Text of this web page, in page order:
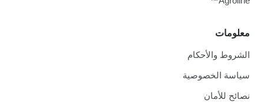
معلومات
الشروط والأحكام
سياسة الخصوصية
نصائح للأمان